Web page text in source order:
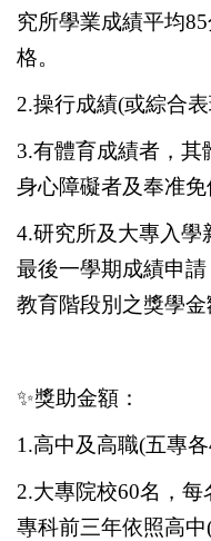
究所學業成績平均
格。
2.操行成績(或綜合
3.有體育成績者，其
身心障礙者及奉准免
4.研究所及大專入學
最後一學期成績申
教育階段別之獎學金
✨獎助金額：
1.高中及高職(五專各
2.大專院校60名，每
專科前三年依照高中